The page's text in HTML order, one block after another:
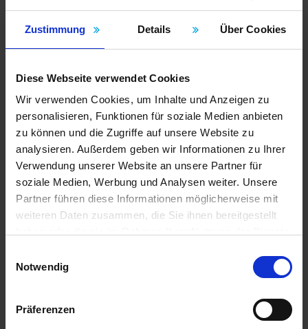
Zustimmung Details Über Cookies
Diese Webseite verwendet Cookies
Wir verwenden Cookies, um Inhalte und Anzeigen zu
personalisieren, Funktionen für soziale Medien anbieten
zu können und die Zugriffe auf unsere Website zu
analysieren. Außerdem geben wir Informationen zu Ihrer
Verwendung unserer Website an unsere Partner für
soziale Medien, Werbung und Analysen weiter. Unsere
Partner führen diese Informationen möglicherweise mit
weiteren Daten zusammen, die Sie ihnen bereitgestellt
Impressum
Notwendig
Präferenzen